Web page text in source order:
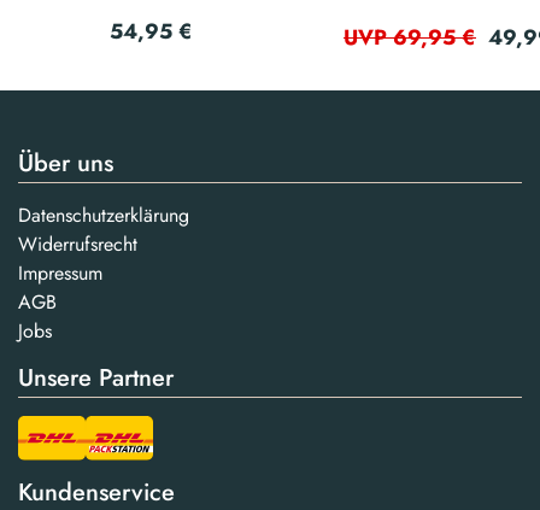
54,95 € UVP 69,95 €
Über uns
Datenschutzerklärung
Widerrufsrecht
Impressum
AGB
Jobs
Unsere Partner
Kundenservice